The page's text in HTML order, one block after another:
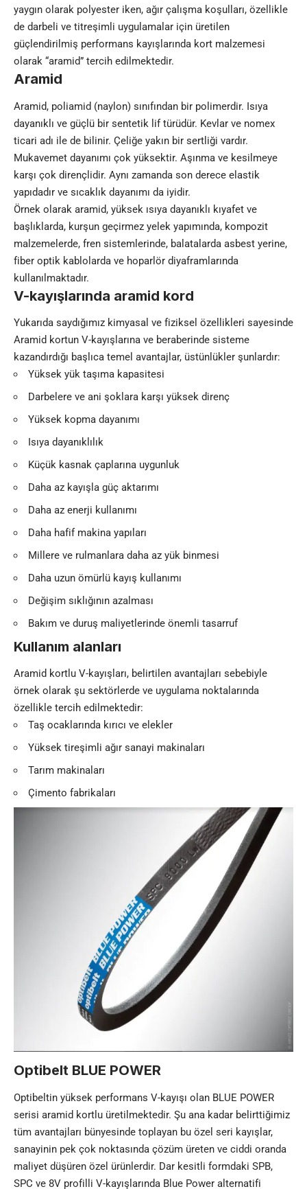
yaygın olarak polyester iken, ağır çalışma koşulları, özellikle
de darbeli ve titreşimli uygulamalar için üretilen
güçlendirilmiş performans kayışlarında kort malzemesi
olarak “aramid” tercih edilmektedir.
Aramid
Aramid, poliamid (naylon) sınıfından bir polimerdir. Isıya
dayanıklı ve güçlü bir sentetik lif türüdür. Kevlar ve nomex
ticari adı ile de bilinir. Çeliğe yakın bir sertliği vardır.
Mukavemet dayanımı çok yüksektir. Aşınma ve kesilmeye
karşı çok dirençlidir. Aynı zamanda son derece elastik
yapıdadır ve sıcaklık dayanımı da iyidir.
Örnek olarak aramid, yüksek ısıya dayanıklı kıyafet ve
başlıklarda, kurşun geçirmez yelek yapımında, kompozit
malzemelerde, fren sistemlerinde, balatalarda asbest yerine,
fiber optik kablolarda ve hoparlör diyaframlarında
kullanılmaktadır.
V-kayışlarında aramid kord
Yukarıda saydığımız kimyasal ve fiziksel özellikleri sayesinde
Aramid kortun V-kayışlarına ve beraberinde sisteme
kazandırdığı başlıca temel avantajlar, üstünlükler şunlardır:
Yüksek yük taşıma kapasitesi
Darbelere ve ani şoklara karşı yüksek direnç
Yüksek kopma dayanımı
Isıya dayanıklılık
Küçük kasnak çaplarına uygunluk
Daha az kayışla güç aktarımı
Daha az enerji kullanımı
Daha hafif makina yapıları
Millere ve rulmanlara daha az yük binmesi
Daha uzun ömürlü kayış kullanımı
Değişim sıklığının azalması
Bakım ve duruş maliyetlerinde önemli tasarruf
Kullanım alanları
Aramid kortlu V-kayışları, belirtilen avantajları sebebiyle
örnek olarak şu sektörlerde ve uygulama noktalarında
özellikle tercih edilmektedir:
Taş ocaklarında kırıcı ve elekler
Yüksek tireşimli ağır sanayi makinaları
Tarım makinaları
Çimento fabrikaları
Optibelt BLUE POWER
Optibeltin yüksek performans V-kayışı olan BLUE POWER
serisi aramid kortlu üretilmektedir. Şu ana kadar belirttiğimiz
tüm avantajları bünyesinde toplayan bu özel seri kayışlar,
sanayinin pek çok noktasında çözüm üreten ve ciddi oranda
maliyet düşüren özel ürünlerdir. Dar kesitli formdaki SPB,
SPC ve 8V profilli V-kayışlarında Blue Power alternatifi